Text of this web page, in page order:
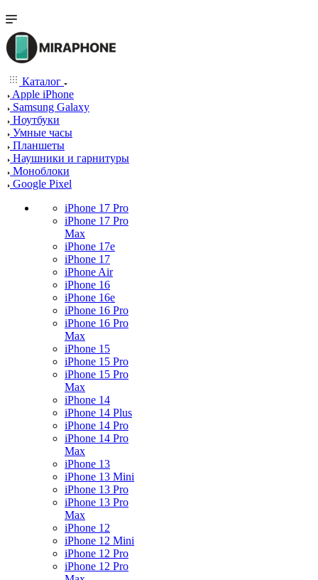
Каталог
Apple iPhone
Samsung Galaxy
Ноутбуки
Умные часы
Планшеты
Наушники и гарнитуры
Моноблоки
Google Pixel
iPhone 17 Pro
iPhone 17 Pro
Max
iPhone 17e
iPhone 17
iPhone Air
iPhone 16
iPhone 16e
iPhone 16 Pro
iPhone 16 Pro
Max
iPhone 15
iPhone 15 Pro
iPhone 15 Pro
Max
iPhone 14
iPhone 14 Plus
iPhone 14 Pro
iPhone 14 Pro
Max
iPhone 13
iPhone 13 Mini
iPhone 13 Pro
iPhone 13 Pro
Max
iPhone 12
iPhone 12 Mini
iPhone 12 Pro
iPhone 12 Pro